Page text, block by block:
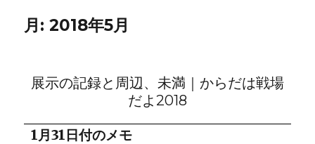
月:2018年5月
展示の記録と周辺、未満｜からだは戦場
だよ2018
1月31日付のメモ